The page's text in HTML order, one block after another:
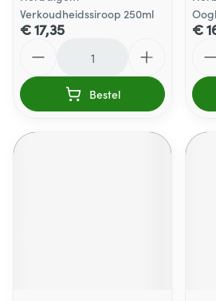
Verkoudheidssiroop 250ml
€ 17,35
Bestel
€